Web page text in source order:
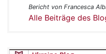
Bericht von Francesca
Alle Beiträge des